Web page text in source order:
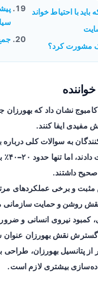
با احتیاط خواند
مشورت کرد؟
به سوالات کلی
اما تنها حدود ۲۰–۴۰٪
داشتند.
و برخی عملکردهای
روشن و حمایت سازمانی
کمبود نیروی انسانی و
نقش بهورزان عنوان
از پتانسیل بهورزان،
بیشتری لازم است.